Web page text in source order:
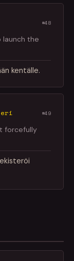
#48
the
kentälle.
#49
forcefully